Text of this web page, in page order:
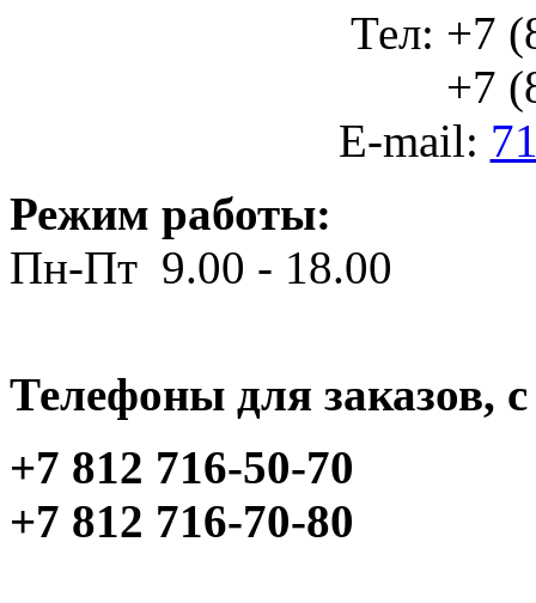
Тел: +7
+7
E-mail:
Режим работы:
Пн-Пт 9.00 - 18.00
Телефоны для заказов,
+7 812 716-50-70
+7 812 716-70-80